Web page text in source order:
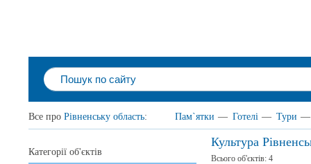
Все про Рівненську область: Пам`ятки — Готелі — Тури —
Культура
Всього об'єктів: 4
Категорії об'єктів